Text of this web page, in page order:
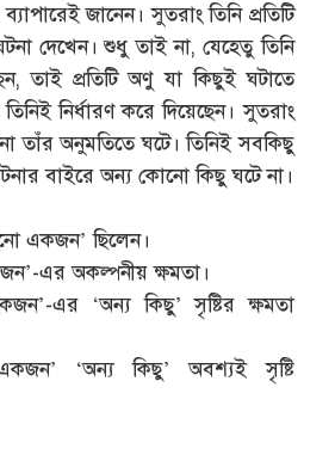
জানেন। সুতরাং তিনি প্রতিটি
দেখেন। শুধু তাই না, যেহেতু তিনি
তাই প্রতিটি অণু যা কিছুই ঘটাতে
নির্ধারণ করে দিয়েছেন। সুতরাং
তাঁর অনুমতিতে ঘটে। তিনিই সবকিছু
বাইরে অন্য কোনো কিছু ঘটে না।
একজন’ ছিলেন।
এর অকল্পনীয় ক্ষমতা।
এর ‘অন্য কিছু’ সৃষ্টির ক্ষমতা
‘অন্য কিছু’ অবশ্যই সৃষ্টি